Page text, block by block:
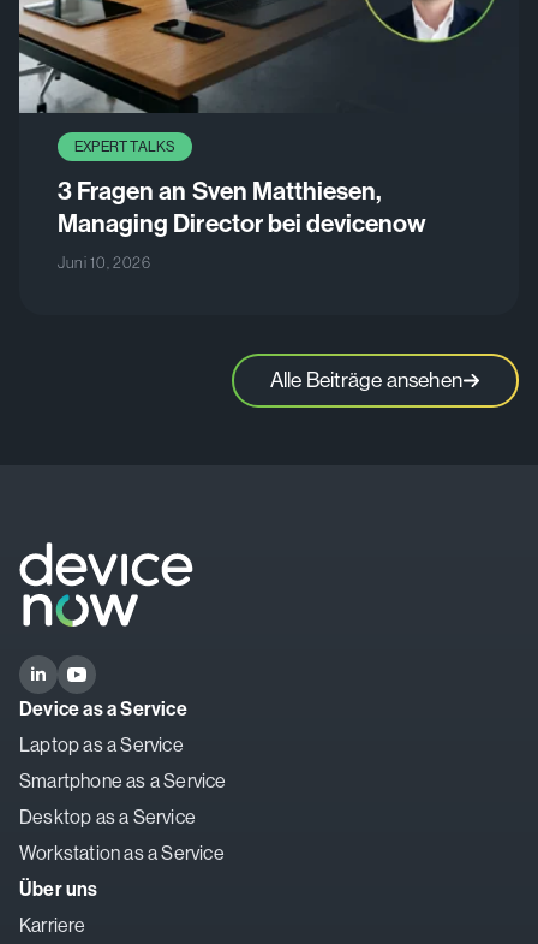
EXPERT TALKS
3 Fragen an Sven Matthiesen,
Managing Director bei devicenow
Juni 10, 2026
Alle Beiträge ansehen
Device as a Service
Laptop as a Service
Smartphone as a Service
Desktop as a Service
Workstation as a Service
Über uns
Karriere